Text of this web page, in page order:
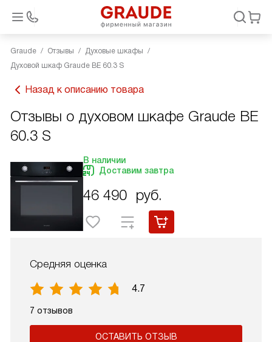
Graude Отзывы
Духовые шкафы
Духовой шкаф Graude BE 60.3 S
Назад к описанию товара
Отзывы о духовом шкафе Graude BE
60.3 S
В наличии
Доставим завтра
46 490 руб.
Средняя оценка
4.7
7 отзывов
ОСТАВИТЬ ОТЗЫВ